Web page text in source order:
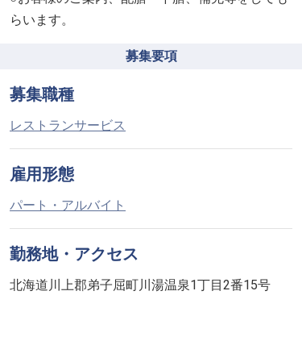
らいます。
募集要項
募集職種
レストランサービス
雇用形態
パート・アルバイト
勤務地・アクセス
北海道川上郡弟子屈町川湯温泉1丁目2番15号